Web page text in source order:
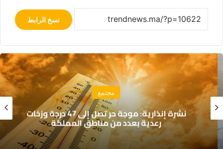
نسخ الرابط
مجتمع
نشرة إنذارية: موجة حر تصل إلى 47 درجة وزخات
رعدية بعدد من مناطق المملكة